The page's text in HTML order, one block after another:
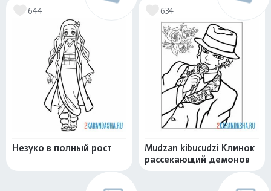
644
Незуко в полный рост
634
Mudzan kibucudzi Клинок
рассекающий демонов